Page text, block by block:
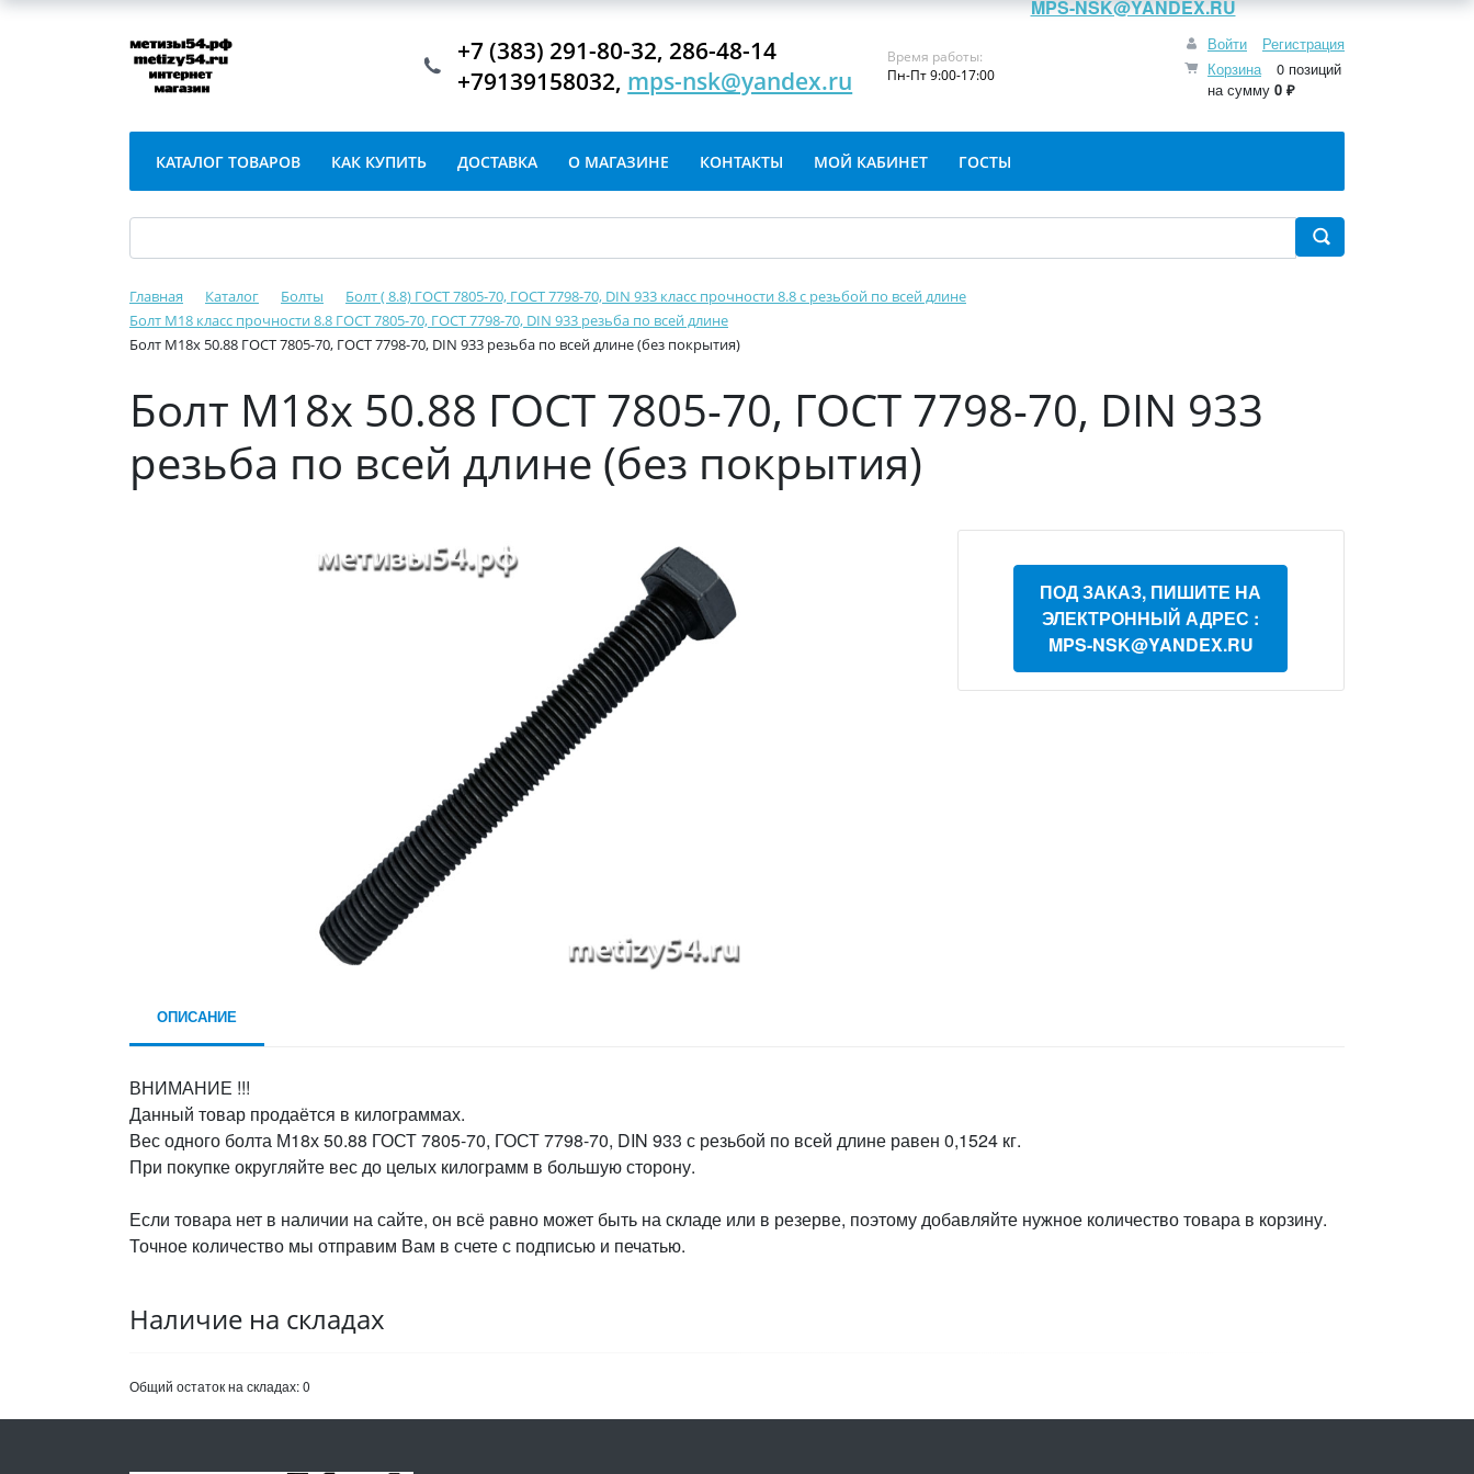
Войти
Регистрация
Корзина
0 позиций
на сумму 0 ₽
+7 (383) 291-80-32, 286-48-14
+79139158032, mps-nsk@yandex.ru
Время работы:
Пн-Пт 9:00-17:00
КАТАЛОГ ТОВАРОВ КАК КУПИТЬ ДОСТАВКА О МАГАЗИНЕ КОНТАКТЫ МОЙ КАБИНЕТ ГОСТЫ
Главная Каталог Болты
Болт ( 8.8) ГОСТ 7805-70, ГОСТ 7798-70, DIN 933 класс прочности 8.8 с резьбой по всей длине
Болт М18 класс прочности 8.8 ГОСТ 7805-70, ГОСТ 7798-70, DIN 933 резьба по всей длине
Болт М18х 50.88 ГОСТ 7805-70, ГОСТ 7798-70, DIN 933 резьба по всей длине (без покрытия)
Болт М18х 50.88 ГОСТ 7805-70, ГОСТ 7798-70, DIN 933
резьба по всей длине (без покрытия)
ПОД ЗАКАЗ, ПИШИТЕ НА
ЭЛЕКТРОННЫЙ АДРЕС :
MPS-NSK@YANDEX.RU
ОПИСАНИЕ
ВНИМАНИЕ !!!
Данный товар продаётся в килограммах.
Вес одного болта М18х 50.88 ГОСТ 7805-70, ГОСТ 7798-70, DIN 933 с резьбой по всей длине равен 0,1524 кг.
При покупке округляйте вес до целых килограмм в большую сторону.
Если товара нет в наличии на сайте, он всё равно может быть на складе или в резерве, поэтому добавляйте нужное количество товара в корзину.
Точное количество мы отправим Вам в счете с подписью и печатью.
MPS-NSK@YANDEX.RU
Наличие на складах
Общий остаток на складах:0